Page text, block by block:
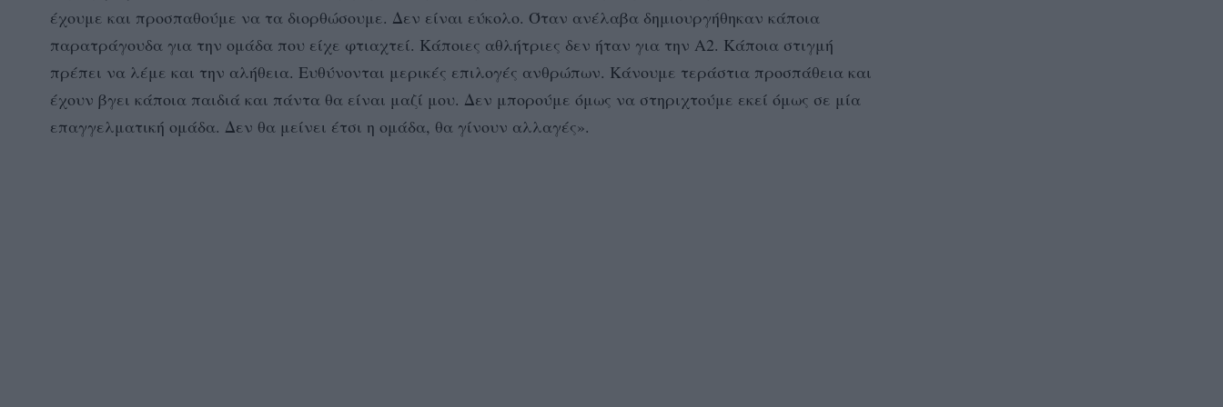
έχουμε και προσπαθούμε να τα διορθώσουμε. Δεν είναι εύκολο. Όταν ανέλαβα δημιουργήθηκαν κάποια
παρατράγουδα για την ομάδα που είχε φτιαχτεί. Κάποιες αθλήτριες δεν ήταν για την Α2. Κάποια στιγμή
πρέπει να λέμε και την αλήθεια. Ευθύνονται μερικές επιλογές ανθρώπων. Κάνουμε τεράστια προσπάθεια και
έχουν βγει κάποια παιδιά και πάντα θα είναι μαζί μου. Δεν μπορούμε όμως να στηριχτούμε εκεί όμως σε μία
επαγγελματική ομάδα. Δεν θα μείνει έτσι η ομάδα, θα γίνουν αλλαγές».